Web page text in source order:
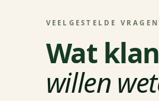
VEELGESTELDE VRAGEN
Wat
willen